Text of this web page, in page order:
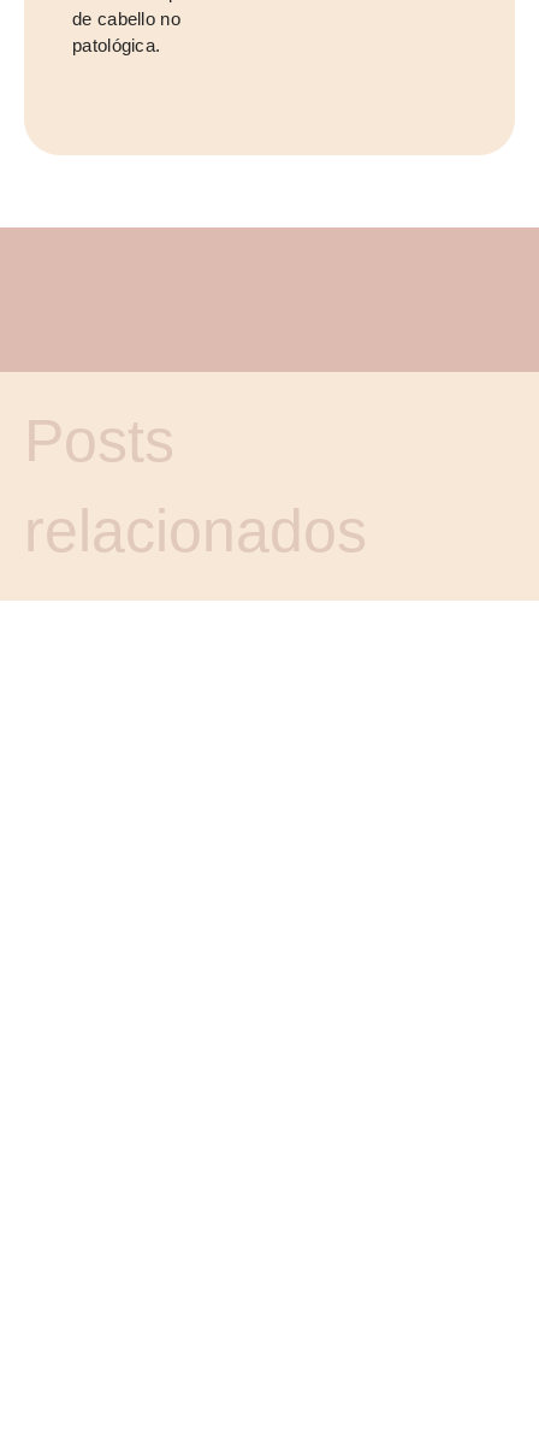
de cabello no
patológica.
Posts
relacionados